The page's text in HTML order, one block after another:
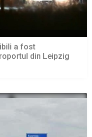
a fost
din Leipzig